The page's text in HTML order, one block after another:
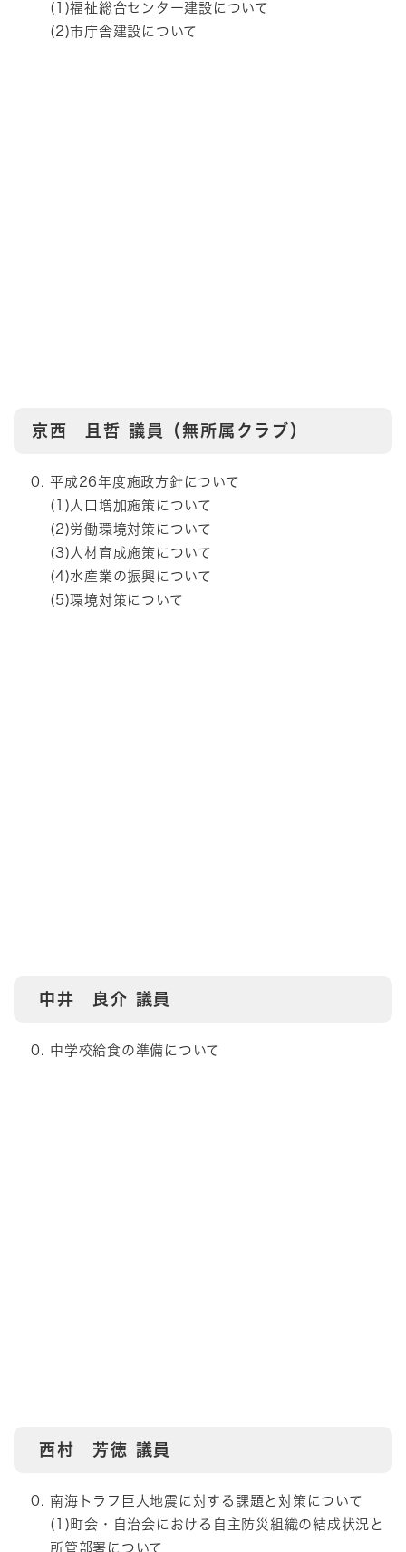
(1)福祉総合センター建設について
(2)市庁舎建設について
京西 且哲 議員（無所属クラブ）
平成26年度施政方針について
(1)人口増加施策について
(2)労働環境対策について
(3)人材育成施策について
(4)水産業の振興について
(5)環境対策について
中井 良介 議員
中学校給食の準備について
西村 芳徳 議員
南海トラフ巨大地震に対する課題と対策について
(1)町会・自治会における自主防災組織の結成状況と
所管部署について